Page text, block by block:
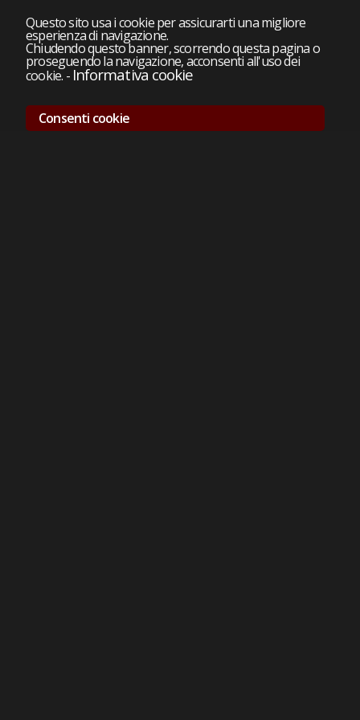
Questo sito usa i cookie per assicurarti una migliore
esperienza di navigazione.
Chiudendo questo banner, scorrendo questa pagina o
proseguendo la navigazione, acconsenti all'uso dei
cookie. - Informativa cookie
Consenti cookie